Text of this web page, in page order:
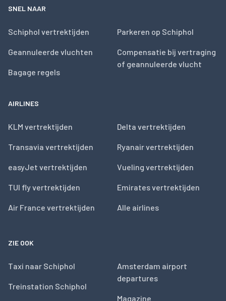
SNEL NAAR
Schiphol vertrektijden
Geannuleerde vluchten
Bagage regels
Parkeren op Schiphol
Compensatie bij vertraging
of geannuleerde vlucht
AIRLINES
KLM vertrektijden
Transavia vertrektijden
easyJet vertrektijden
TUI fly vertrektijden
Air France vertrektijden
Delta vertrektijden
Ryanair vertrektijden
Vueling vertrektijden
Emirates vertrektijden
Alle airlines
ZIE OOK
Taxi naar Schiphol
Treinstation Schiphol
Amsterdam airport
departures
Magazine